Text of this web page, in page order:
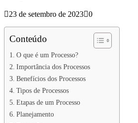
23 de setembro de 2023 0
Conteúdo
O que é um Processo?
Importância dos Processos
Benefícios dos Processos
Tipos de Processos
Etapas de um Processo
Planejamento